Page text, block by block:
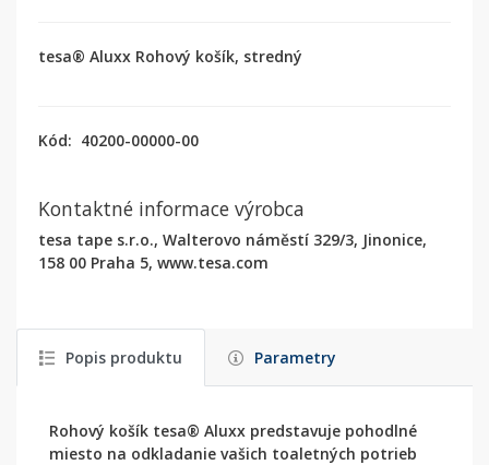
tesa® Aluxx Rohový košík, stredný
Kód: 40200-00000-00
Kontaktné informace výrobca
tesa tape s.r.o., Walterovo náměstí 329/3, Jinonice,
158 00 Praha 5, www.tesa.com
Popis produktu Parametry
Rohový košík tesa® Aluxx predstavuje pohodlné
miesto na odkladanie vašich toaletných potrieb